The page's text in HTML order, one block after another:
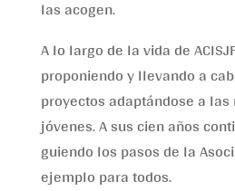
las acogen.
A lo largo de la vida de
proponiendo y llevando a
proyectos adaptándose a
jóvenes. A sus cien años
guiendo los pasos de la
ejemplo para todos.